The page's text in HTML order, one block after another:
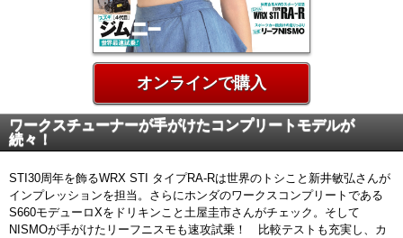
オンラインで購入
ワークスチューナーが手がけたコンプリートモデルが
続々！
STI30周年を飾るWRX STI タイプRA-Rは世界のトシこと新井敏弘さんが
インプレッションを担当。さらにホンダのワークスコンプリートである
S660モデューロXをドリキンこと土屋圭市さんがチェック。そして
NISMOが手がけたリーフニスモも速攻試乗！ 比較テストも充実し、カ